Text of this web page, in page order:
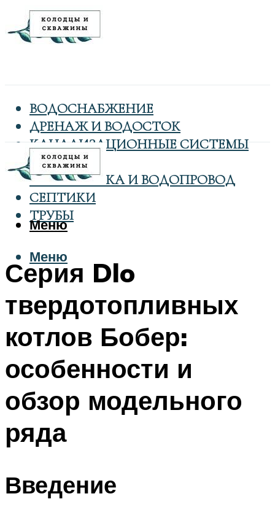
ВОДОСНАБЖЕНИЕ
ДРЕНАЖ И ВОДОСТОК
КАНАЛИЗАЦИОННЫЕ СИСТЕМЫ
КОЛОДЦЫ
САНТЕХНИКА И ВОДОПРОВОД
СЕПТИКИ
ТРУБЫ
Меню
Меню
Серия Dlo
твердотопливных
котлов Бобер:
особенности и
обзор модельного
ряда
Введение